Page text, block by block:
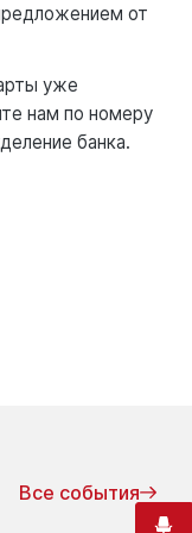
от
уже
нам по номеру
банка.
Все события